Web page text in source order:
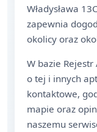
Władysława
zapewnia
okolicy oraz
W bazie
o tej i innych
kontaktowe,
mapie oraz
naszemu